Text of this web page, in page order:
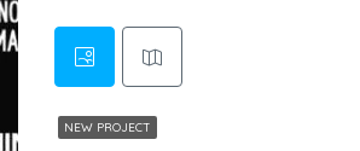
NEW PROJECT